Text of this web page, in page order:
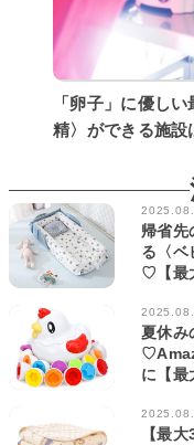
「卵子」に優し
精〉ができる施設
帰省先
る〈ベ
♡【最
夏休み
に【最
【最